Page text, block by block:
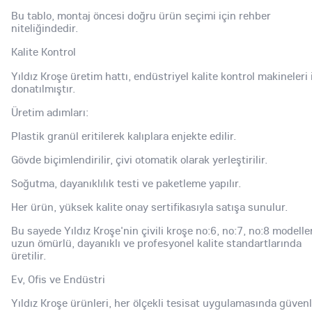
Bu tablo, montaj öncesi doğru ürün seçimi için rehber
niteliğindedir.
Kalite Kontrol
Yıldız Kroşe üretim hattı, endüstriyel kalite kontrol makineleri
donatılmıştır.
Üretim adımları:
Plastik granül eritilerek kalıplara enjekte edilir.
Gövde biçimlendirilir, çivi otomatik olarak yerleştirilir.
Soğutma, dayanıklılık testi ve paketleme yapılır.
Her ürün, yüksek kalite onay sertifikasıyla satışa sunulur.
Bu sayede Yıldız Kroşe'nin çivili kroşe no:6, no:7, no:8
uzun ömürlü, dayanıklı ve profesyonel kalite standartlarında
üretilir.
Ev, Ofis ve Endüstri
Yıldız Kroşe ürünleri, her ölçekli tesisat uygulamasında